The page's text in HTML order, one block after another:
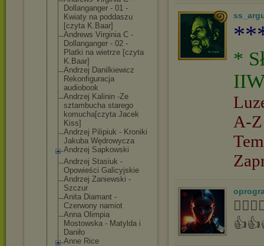
Dollanganger - 01 -
Kwiaty na poddaszu
[czyta K.Baar]
Andrews Virginia C -
Dollanganger - 02 -
Platki na wietrze [czyta
K.Baar]
Andrzej Danilkiewicz
Rekonfiguracja
audiobook
Andrzej Kalinin -Ze
sztambucha starego
komucha[czyta Jacek
Kiss]
Andrzej Pilipiuk - Kroniki
Jakuba Wędrowycza
Andrzej Sapkowski
Andrzej Stasiuk -
Opowieści Galicyjskie
Andrzej Zaniewski -
Szczur
Anita Diamant -
Czerwony namiot
Anna Olimpia
Mostowska - Matylda i
Daniło
Anne Rice
*
A-